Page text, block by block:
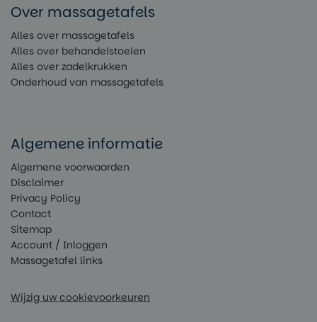
Over massagetafels
Alles over massagetafels
Alles over behandelstoelen
Alles over zadelkrukken
Onderhoud van massagetafels
Algemene informatie
Algemene voorwaarden
Disclaimer
Privacy Policy
Contact
Sitemap
Account / Inloggen
Massagetafel links
Wijzig uw cookievoorkeuren